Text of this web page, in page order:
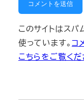
このサイトはス
使っています。 コ
こちらをご覧く